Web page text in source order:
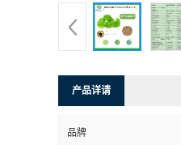
产品详请
品牌